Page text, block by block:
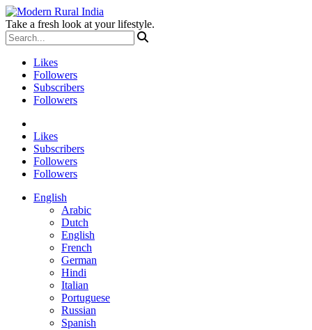
Take a fresh look at your lifestyle.
Likes
Followers
Subscribers
Followers
Likes
Subscribers
Followers
Followers
English
Arabic
Dutch
English
French
German
Hindi
Italian
Portuguese
Russian
Spanish